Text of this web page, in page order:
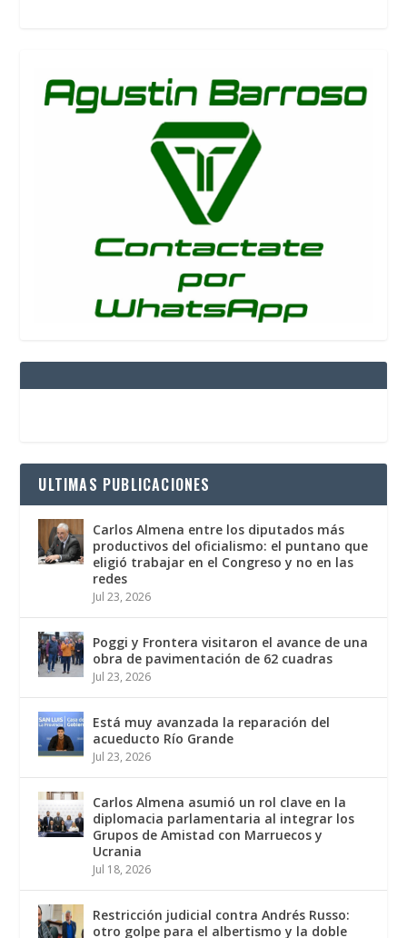
ULTIMAS PUBLICACIONES
Carlos Almena entre los diputados más
productivos del oficialismo: el puntano que
eligió trabajar en el Congreso y no en las
redes
Jul 23, 2026
Poggi y Frontera visitaron el avance de una
obra de pavimentación de 62 cuadras
Jul 23, 2026
Está muy avanzada la reparación del
acueducto Río Grande
Jul 23, 2026
Carlos Almena asumió un rol clave en la
diplomacia parlamentaria al integrar los
Grupos de Amistad con Marruecos y
Ucrania
Jul 18, 2026
Restricción judicial contra Andrés Russo:
otro golpe para el albertismo y la doble